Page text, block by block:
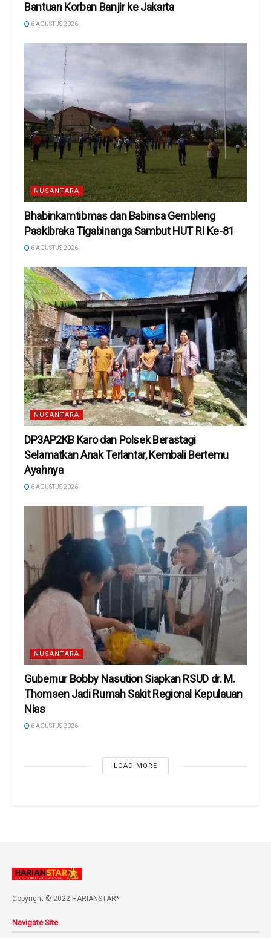
Bantuan Korban Banjir ke Jakarta
6 AGUSTUS 2026
NUSANTARA
Bhabinkamtibmas dan Babinsa Gembleng
Paskibraka Tigabinanga Sambut HUT RI Ke-81
6 AGUSTUS 2026
NUSANTARA
DP3AP2KB Karo dan Polsek Berastagi
Selamatkan Anak Terlantar, Kembali Bertemu
Ayahnya
6 AGUSTUS 2026
NUSANTARA
Gubernur Bobby Nasution Siapkan RSUD dr. M.
Thomsen Jadi Rumah Sakit Regional Kepulauan
Nias
6 AGUSTUS 2026
LOAD MORE
Copyright © 2022 HARIANSTAR*
Navigate Site